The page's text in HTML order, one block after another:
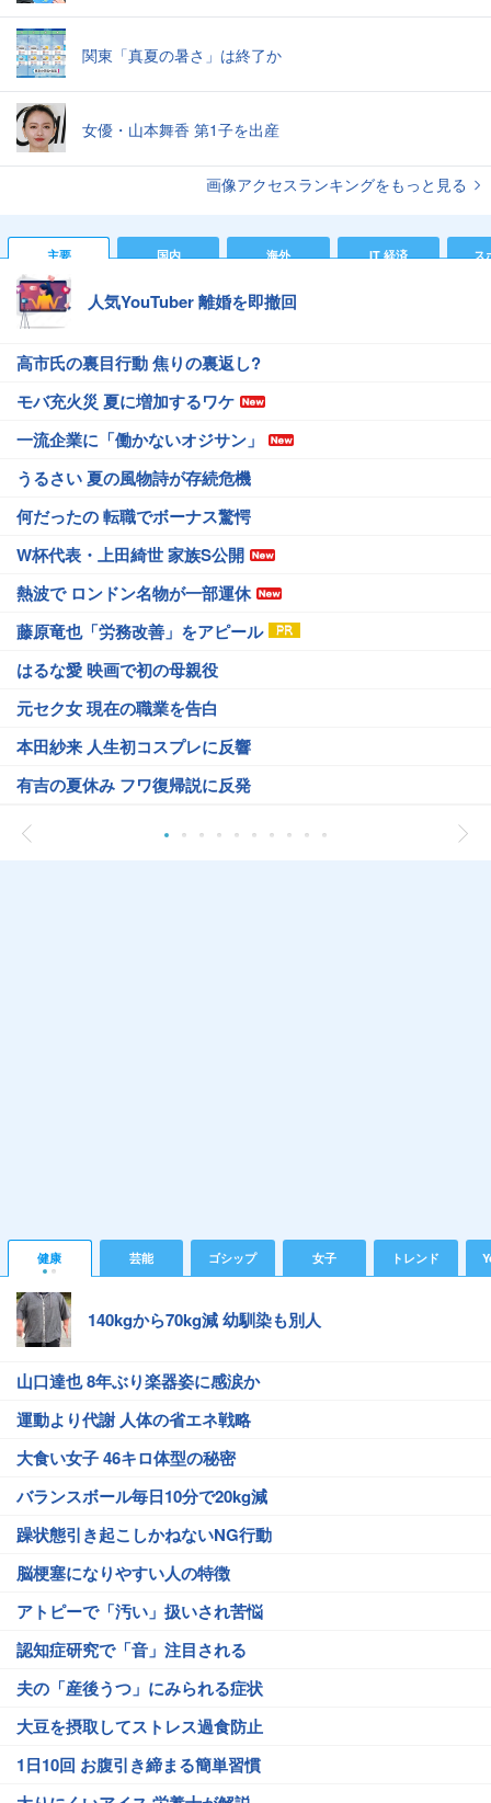
関東「真夏の暑さ」は終了か
女優・山本舞香 第1子を出産
画像アクセスランキングをもっと見る
主要 国内 海外 IT 経済 ス
人気YouTuber 離婚を即撤回
高市氏の裏目行動 焦りの裏返し?
モバ充火災 夏に増加するワケ
一流企業に「働かないオジサン」
うるさい 夏の風物詩が存続危機
何だったの 転職でボーナス驚愕
W杯代表・上田綺世 家族S公開
熱波で ロンドン名物が一部運休
藤原竜也「労務改善」をアピール
はるな愛 映画で初の母親役
元セク女 現在の職業を告白
本田紗来 人生初コスプレに反響
有吉の夏休み フワ復帰説に反発
健康 芸能 ゴシップ 女子 トレンド
140kgから70kg減 幼馴染も別人
山口達也 8年ぶり楽器姿に感涙か
運動より代謝 人体の省エネ戦略
大食い女子 46キロ体型の秘密
バランスボール毎日10分で20kg減
躁状態引き起こしかねないNG行動
脳梗塞になりやすい人の特徴
アトピーで「汚い」扱いされ苦悩
認知症研究で「音」注目される
夫の「産後うつ」にみられる症状
大豆を摂取してストレス過食防止
1日10回 お腹引き締まる簡単習慣